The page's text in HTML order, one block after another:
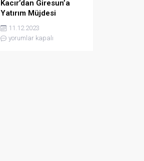
Kacır’dan Giresun’a
Yatırım Müjdesi
11.12.2023
yorumlar kapalı